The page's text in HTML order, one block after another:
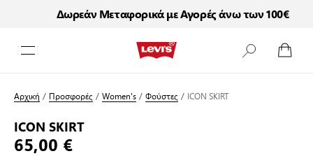
Δωρεάν Μεταφορικά με Αγορές άνω των 100€
Αρχική / Προσφορές /Women's/Φούστες / ICON SKIRT
ICON SKIRT
65,00 €